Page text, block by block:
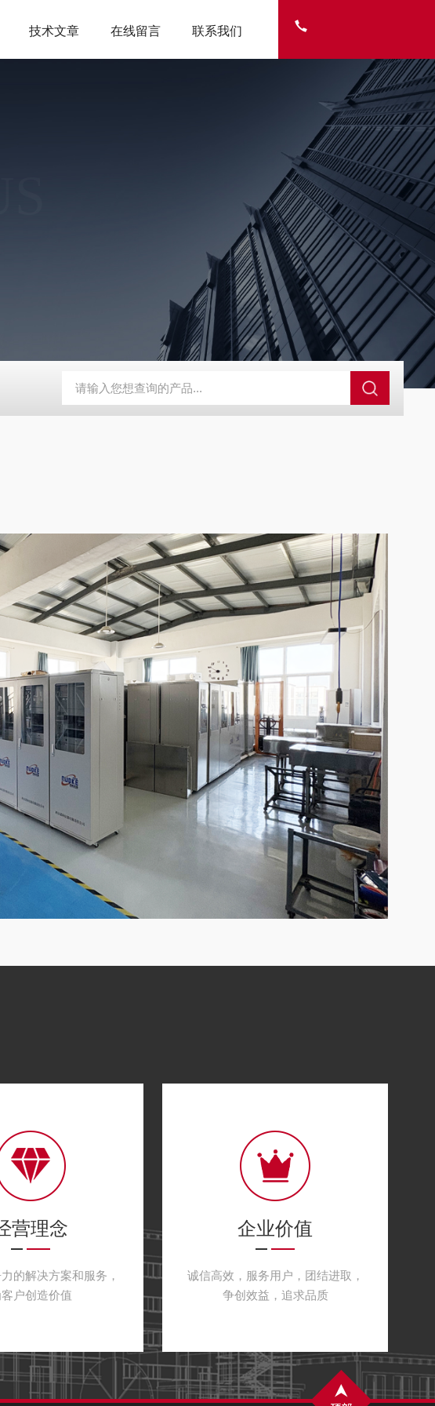
技术文章 在线留言 联系我们
天然气在线热值检测仪 石油化工防爆在线露点仪微量水露点分析仪 电厂用
营理念
的解决方案和服务，
户创造价值
企业价值
诚信高效，服务用户，团结进取，
争创效益，追求品质